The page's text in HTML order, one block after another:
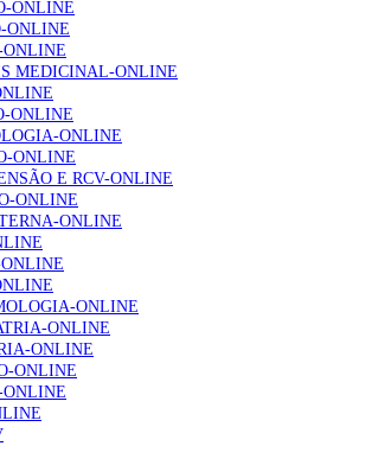
e cada profissional faz a diferença”
de utentes podem ficar sem médico de
nova regras do registo, alerta associação
em cada dez doentes com enfarte
níveis elevados de Lp(a), revela estudo
aprovado para primeira linha no cancro da
negativo metastático em doentes não
para inibidores PD-(L)1
ONLINE
ONLINE
MEDICINAL-ONLINE
ONLINE
ONLINE
ONLINE
E RCV-ONLINE
ONLINE
ONLINE
ONLINE
ONLINE
ONLINE
ONLINE